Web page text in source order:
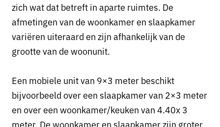
zich wat dat betreft in aparte ruimtes. De
afmetingen van de woonkamer en slaapkamer
variëren uiteraard en zijn afhankelijk van de
grootte van de woonunit.
Een mobiele unit van 9×3 meter beschikt
bijvoorbeeld over een slaapkamer van 2×3 meter
en over een woonkamer/keuken van 4.40x 3
meter. De woonkamer en slaapkamer zijn groter